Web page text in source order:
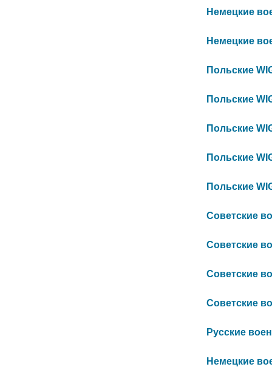
Немецкие
Немецкие
Польские
Польские
Польские
Польские
Польские
Советские
Советские
Советские
Советские
Русские
Немецкие